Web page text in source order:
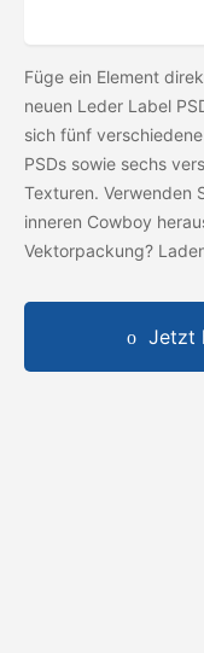
Füge ein Element
neuen Leder Label
sich fünf
PSDs sowie sechs
Texturen. Verwenden
inneren Cowboy
Vektorpackung?
Jetzt